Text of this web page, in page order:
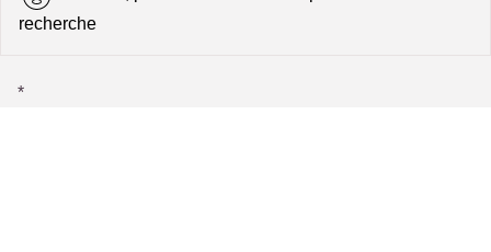
recherche
*